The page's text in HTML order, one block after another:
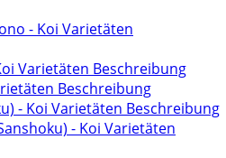
- Koi Varietäten
Varietäten Beschreibung
Beschreibung
- Koi Varietäten Beschreibung
- Koi Varietäten